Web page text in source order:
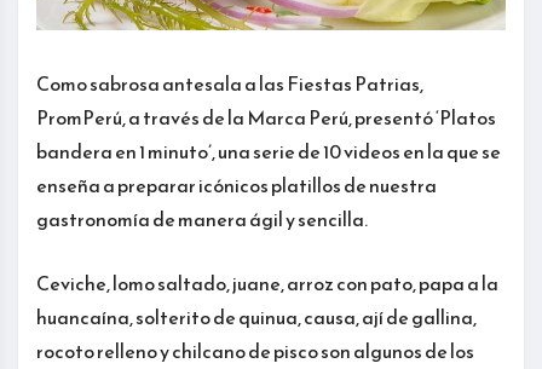
Como sabrosa antesala a las Fiestas Patrias,
PromPerú, a través de la Marca Perú, presentó ‘Platos
bandera en 1 minuto’, una serie de 10 videos en la que se
enseña a preparar icónicos platillos de nuestra
gastronomía de manera ágil y sencilla.
Ceviche, lomo saltado, juane, arroz con pato, papa a la
huancaína, solterito de quinua, causa, ají de gallina,
rocoto relleno y chilcano de pisco son algunos de los